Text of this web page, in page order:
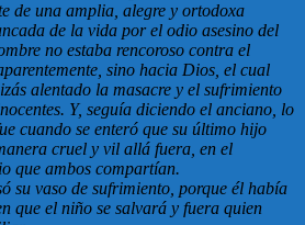
de una amplia, alegre y ortodoxa
de la vida por el odio asesino del
no estaba rencoroso contra el
sino hacia Dios, el cual
alentado la masacre y el sufrimiento
Y, seguía diciendo el anciano, lo
cuando se enteró que su último hijo
cruel y vil allá fuera, en el
que ambos compartían.
su vaso de sufrimiento, porque él había
que el niño se salvará y fuera quien